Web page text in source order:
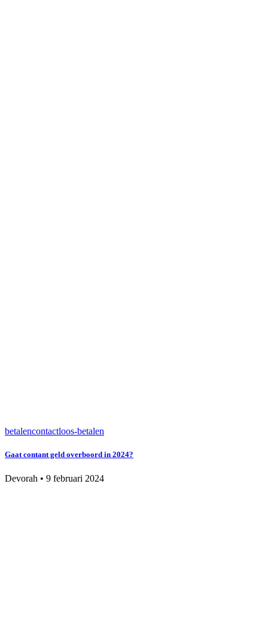
betalencontactloos-betalen
Gaat contant geld overboord in 2024?
Devorah • 9 februari 2024